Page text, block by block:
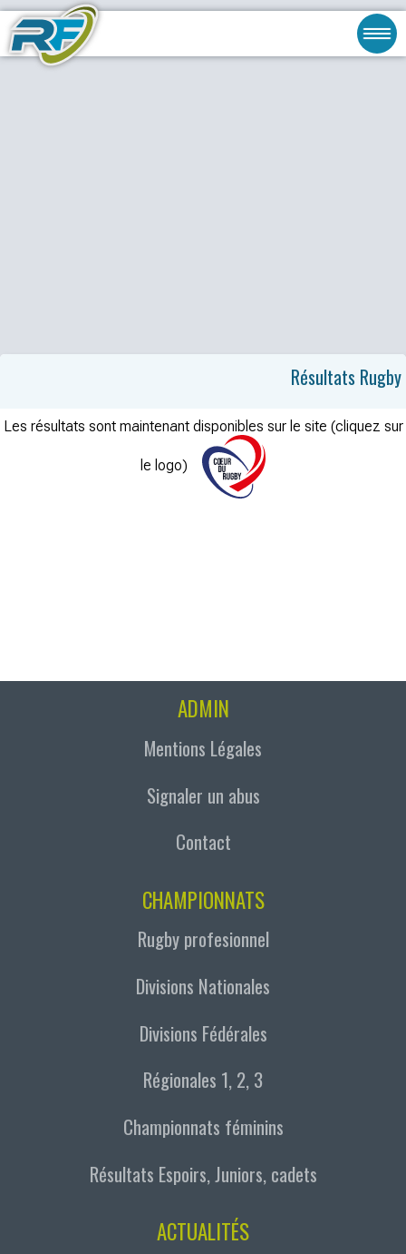
Résultats Rugby
Les résultats sont maintenant disponibles sur le site (cliquez sur
le logo)
ADMIN
Mentions Légales
Signaler un abus
Contact
CHAMPIONNATS
Rugby profesionnel
Divisions Nationales
Divisions Fédérales
Régionales 1, 2, 3
Championnats féminins
Résultats Espoirs, Juniors, cadets
ACTUALITÉS